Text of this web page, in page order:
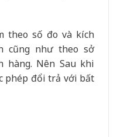
theo số đo và kích
cũng như theo sở
hàng. Nên Sau khi
phép đổi trả với bất